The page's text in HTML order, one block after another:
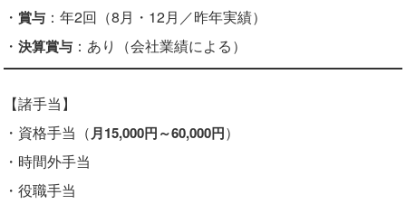
・ 賞与 ：年2回（8月・12月／昨年実績）
・ 決算賞与 ：あり（会社業績による）
【諸手当】
・資格手当（月15,000円～60,000円）
・時間外手当
・役職手当